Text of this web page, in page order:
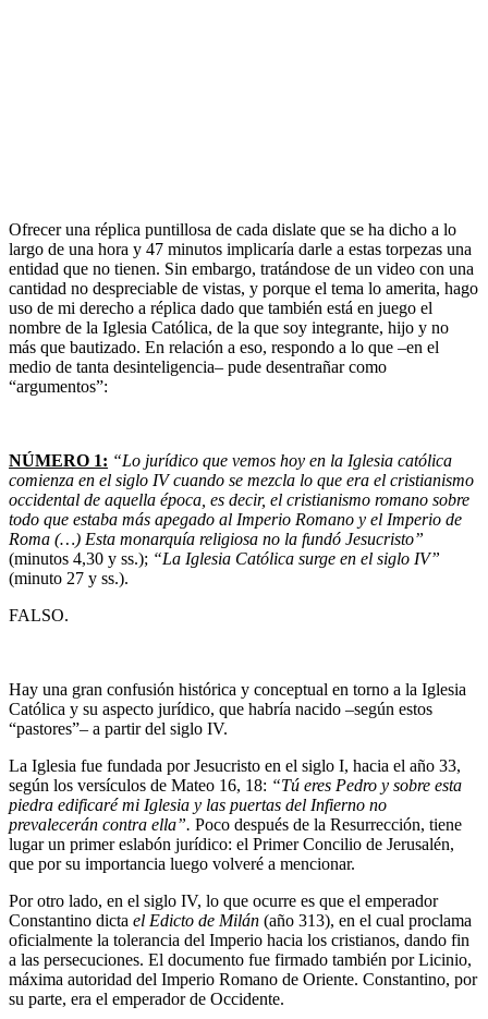
Ofrecer una réplica puntillosa de cada dislate que se ha dicho a lo
largo de una hora y 47 minutos implicaría darle a estas torpezas una
entidad que no tienen. Sin embargo, tratándose de un video con una
cantidad no despreciable de vistas, y porque el tema lo amerita, hago
uso de mi derecho a réplica dado que también está en juego el
nombre de la Iglesia Católica, de la que soy integrante, hijo y no
más que bautizado. En relación a eso, respondo a lo que –en el
medio de tanta desinteligencia– pude desentrañar como
“argumentos”:
NÚMERO 1: “Lo jurídico que vemos hoy en la Iglesia católica
comienza en el siglo IV cuando se mezcla lo que era el cristianismo
occidental de aquella época, es decir, el cristianismo romano sobre
todo que estaba más apegado al Imperio Romano y el Imperio de
Roma (…) Esta monarquía religiosa no la fundó Jesucristo”
(minutos 4,30 y ss.); “La Iglesia Católica surge en el siglo IV”
(minuto 27 y ss.).
FALSO.
Hay una gran confusión histórica y conceptual en torno a la Iglesia
Católica y su aspecto jurídico, que habría nacido –según estos
“pastores”– a partir del siglo IV.
La Iglesia fue fundada por Jesucristo en el siglo I, hacia el año 33,
según los versículos de Mateo 16, 18: “Tú eres Pedro y sobre esta
piedra edificaré mi Iglesia y las puertas del Infierno no
prevalecerán contra ella”. Poco después de la Resurrección, tiene
lugar un primer eslabón jurídico: el Primer Concilio de Jerusalén,
que por su importancia luego volveré a mencionar.
Por otro lado, en el siglo IV, lo que ocurre es que el emperador
Constantino dicta el Edicto de Milán (año 313), en el cual proclama
oficialmente la tolerancia del Imperio hacia los cristianos, dando fin
a las persecuciones. El documento fue firmado también por Licinio,
máxima autoridad del Imperio Romano de Oriente. Constantino, por
su parte, era el emperador de Occidente.